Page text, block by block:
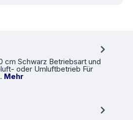
cm Schwarz Betriebsart und
oder Umluftbetrieb Für
Mehr